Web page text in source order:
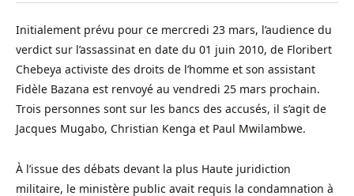
Initialement prévu pour ce mercredi 23 mars, l’audience du
verdict sur l’assassinat en date du 01 juin 2010, de Floribert
Chebeya activiste des droits de l’homme et son assistant
Fidèle Bazana est renvoyé au vendredi 25 mars prochain.
Trois personnes sont sur les bancs des accusés, il s’agit de
Jacques Mugabo, Christian Kenga et Paul Mwilambwe.
À l’issue des débats devant la plus Haute juridiction
militaire, le ministère public avait requis la condamnation à